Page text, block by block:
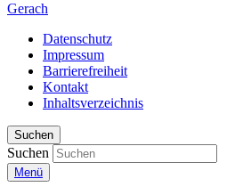
Gerach
Datenschutz
Impressum
Barrierefreiheit
Kontakt
Inhaltsverzeichnis
Suchen
Suchen
Menü